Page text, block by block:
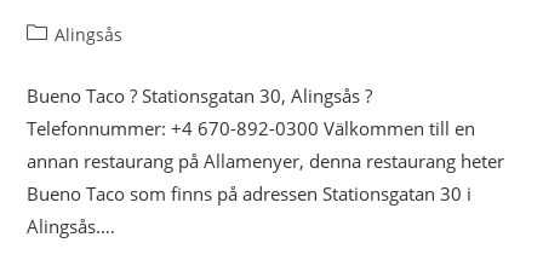
Inläggskategori:
Alingsås
Bueno Taco ? Stationsgatan 30, Alingsås ?
Telefonnummer: +4 670-892-0300 Välkommen till en
annan restaurang på Allamenyer, denna restaurang heter
Bueno Taco som finns på adressen Stationsgatan 30 i
Alingsås.…